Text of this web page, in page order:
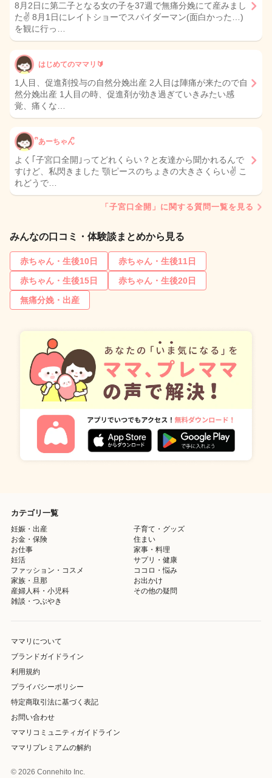
8月2日に第二子となる女の子を37週で無痛分娩にて産みまし
た✌️ 8月1日にレイトショーでスパイダーマン(面白かった…)
を観に行っ…
はじめてのママリ🔰
1人目、促進剤投与の自然分娩出産 2人目は陣痛が来たので自
然分娩出産 1人目の時、促進剤が効き過ぎていきみたい感
覚、痛くな…
ᩚあーちゃんᩚ
よく｢子宮口全開｣ってどれくらい？と友達から聞かれるんで
すけど、私閃きました 顎ピースのちょきの大きさくらい✌️ こ
れどうで…
「子宮口全開」に関する質問一覧を見る
みんなの口コミ・体験談まとめから見る
赤ちゃん・生後10日
赤ちゃん・生後11日
赤ちゃん・生後15日
赤ちゃん・生後20日
無痛分娩・出産
カテゴリ一覧
妊娠・出産
子育て・グッズ
お金・保険
住まい
お仕事
家事・料理
妊活
サプリ・健康
ファッション・コスメ
ココロ・悩み
家族・旦那
お出かけ
産婦人科・小児科
その他の疑問
雑談・つぶやき
ママリについて
ブランドガイドライン
利用規約
プライバシーポリシー
特定商取引法に基づく表記
お問い合わせ
ママリコミュニティガイドライン
ママリプレミアムの解約
© 2026 Connehito Inc.